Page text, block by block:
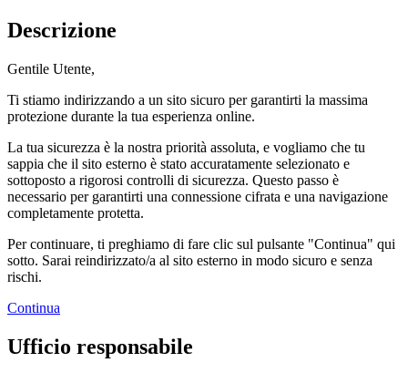
Descrizione
Gentile Utente,
Ti stiamo indirizzando a un sito sicuro per garantirti la massima
protezione durante la tua esperienza online.
La tua sicurezza è la nostra priorità assoluta, e vogliamo che tu
sappia che il sito esterno è stato accuratamente selezionato e
sottoposto a rigorosi controlli di sicurezza. Questo passo è
necessario per garantirti una connessione cifrata e una navigazione
completamente protetta.
Per continuare, ti preghiamo di fare clic sul pulsante "Continua" qui
sotto. Sarai reindirizzato/a al sito esterno in modo sicuro e senza
rischi.
Continua
Ufficio responsabile